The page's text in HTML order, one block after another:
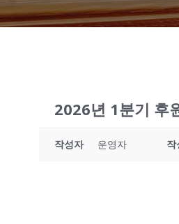
2026년 1분기 후
작성자 운영자 작